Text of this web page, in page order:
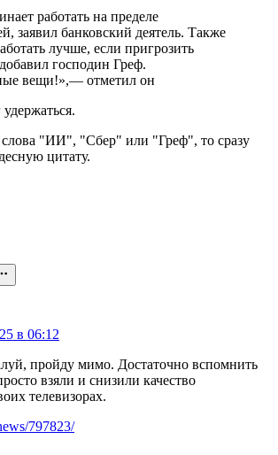
работать на пределе
заявил банковский деятель. Также
лучше, если пригрозить
господин Греф.
вещи!»,— отметил он
"ИИ", "Сбер" или "Греф", то сразу
цитату.
в 06:12
пройду мимо. Достаточно вспомнить
взяли и снизили качество
телевизорах.
797823/